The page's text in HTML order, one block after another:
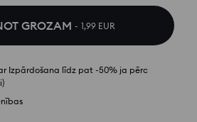
GROZAM 1,99 EUR
Izpārdošana līdz pat -50% ja pērc